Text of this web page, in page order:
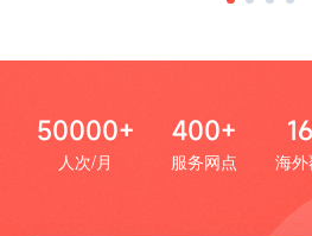
50000+
人次/月
400+
服务网点 海